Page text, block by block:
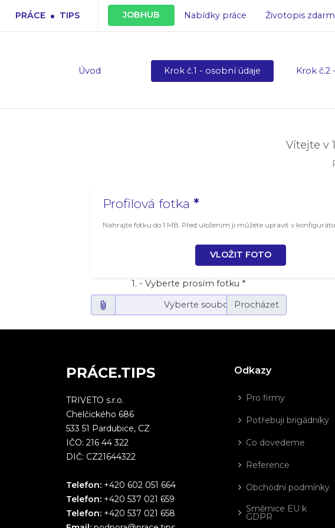
PRÁCE . TIPS JOBHUB Nabídky práce Životopis
Úvod Krok č.1 - osobní údaje Krok č.2
Vítejte v
Profilová fotka *
Nahrajte fotku do 1 MB. Před uložením ji můžete upravit v
VLOŽIT FOTO
1. - Vyberte prosím fotku *
Vyberte soubor…
PRÁCE.TIPS
TRIVETO s.r.o.
Chelčického 686
533 51 Pardubice, CZ
IČO: 216 44 322
DIČ: CZ21644322
Telefon: +420 602 051 664
Telefon: +420 537 021 659
Telefon: +420 537 021 658
Odkazy
Pro firmy
Potřebuji brigádníky
Co dovedeme
Reference
Obchodní podmínky
Směrnice EU k
GDPR